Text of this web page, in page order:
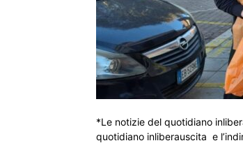
*Le notizie del quotidiano
quotidiano inliberauscita e